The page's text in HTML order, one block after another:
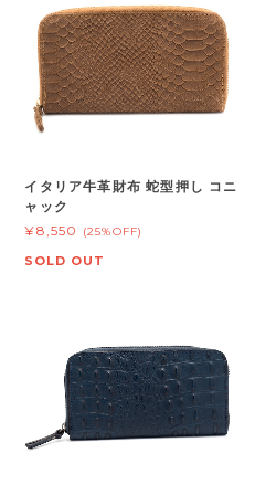
イタリア牛革財布 蛇型押し コニ
ャック
¥8,550
(25%OFF)
SOLD OUT